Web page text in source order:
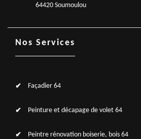
64420 Soumoulou
Nos Services
Façadier 64
Peinture et décapage de volet 64
Peintre rénovation boiserie, bois 64